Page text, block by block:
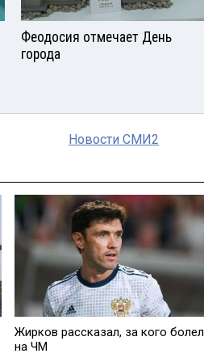
Феодосия отмечает День
города
Новости СМИ2
Жирков рассказал, за кого болел
на ЧМ